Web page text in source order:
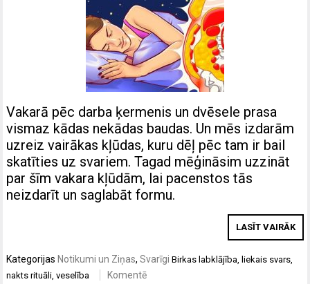
Vakarā pēc darba ķermenis un dvēsele prasa
vismaz kādas nekādas baudas. Un mēs izdarām
uzreiz vairākas kļūdas, kuru dēļ pēc tam ir bail
skatīties uz svariem. Tagad mēģināsim uzzināt
par šīm vakara kļūdām, lai pacenstos tās
neizdarīt un saglabāt formu.
LASĪT VAIRĀK
KategorijasNotikumi un Ziņas,Svarīgi Birkaslabklājība ,liekais svars
nakts rituāli ,veselība Komentē